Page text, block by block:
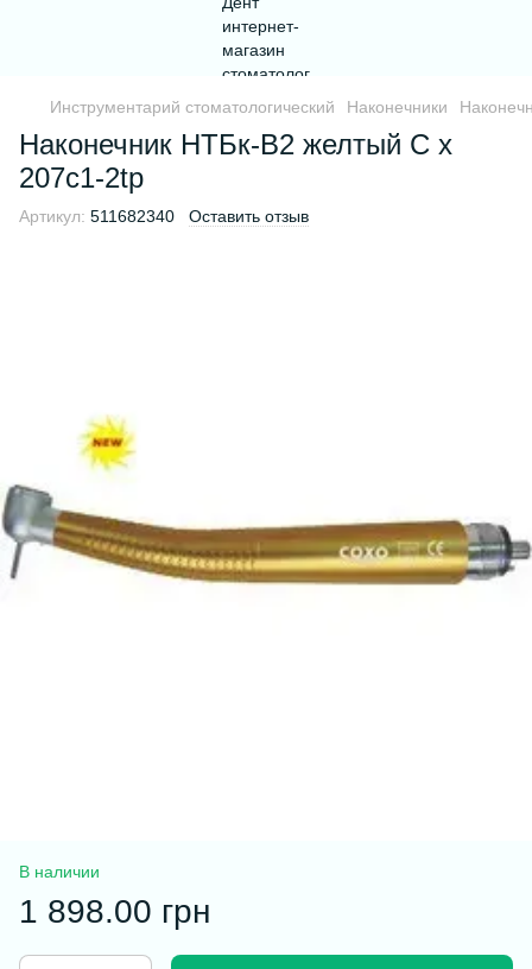
Инструментарий стоматологический Наконечники
Наконечник НТБк-В2 желтый С x
207c1-2tp
Артикул: 511682340 Оставить отзыв
В наличии
1 898.00 грн